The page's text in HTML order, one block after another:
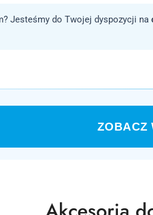
Jesteśmy do Twojej dyspozycji na
ZOBACZ